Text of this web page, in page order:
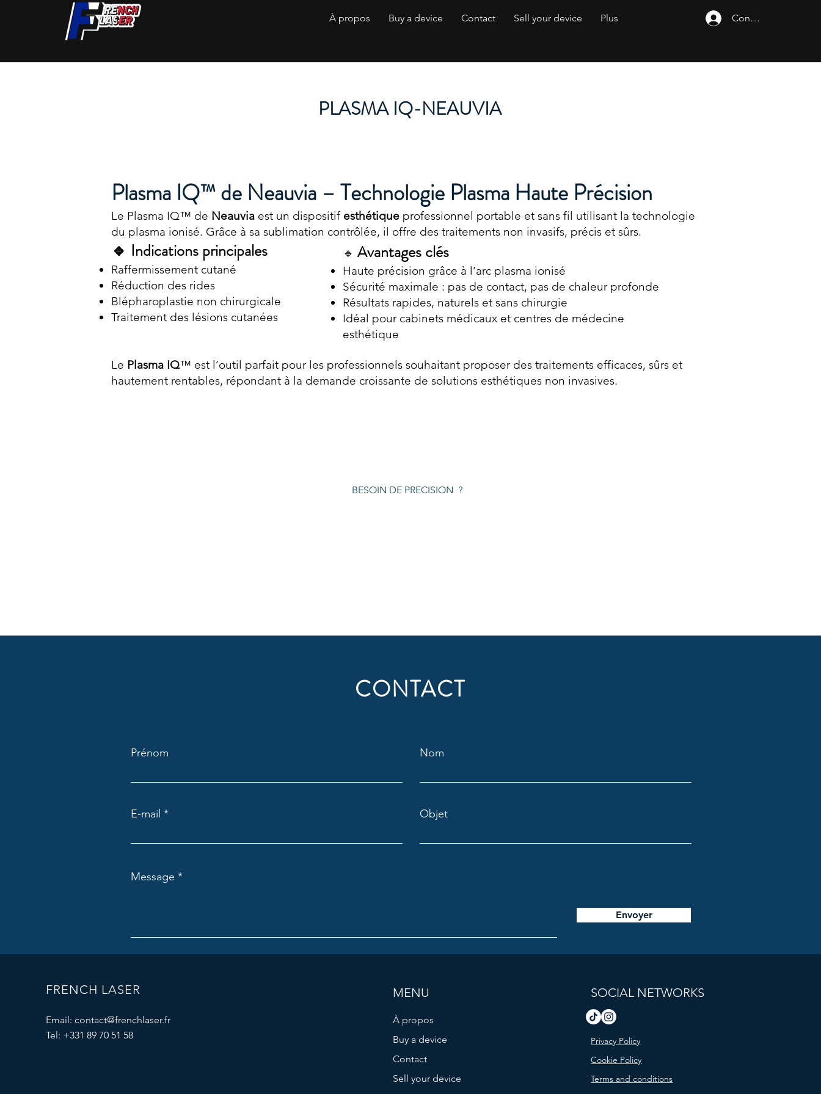
À propos Buy a device Contact Sell your device Plus Connexion
PLASMA IQ-NEAUVIA
Plasma IQ™ de Neauvia – Technologie Plasma Haute Précision
Le Plasma IQ™ de Neauvia est un dispositif esthétique professionnel portable et sans fil utilisant la technologie
du plasma ionisé. Grâce à sa sublimation contrôlée, il offre des traitements non invasifs, précis et sûrs.
🔹 Indications principales
Raffermissement cutané
Réduction des rides
Blépharoplastie non chirurgicale
Traitement des lésions cutanées
Le Plasma IQ™ est l’outil parfait pour les professionnels souhaitant proposer des traitements efficaces, sûrs et
hautement rentables, répondant à la demande croissante de solutions esthétiques non invasives.
🔹 Avantages clés
Haute précision grâce à l’arc plasma ionisé
Sécurité maximale : pas de contact, pas de chaleur profonde
Résultats rapides, naturels et sans chirurgie
Idéal pour cabinets médicaux et centres de médecine
esthétique
BESOIN DE PRECISION ?
CONTACT
Prénom Nom
E-mail Objet
Message
Envoyer
FRENCH LASER
Email: contact@frenchlaser.fr
Tel: +331 89 70 51 58
MENU
À propos
Buy a device
Contact
Sell your device
SOCIAL NETWORKS
Privacy Policy
Cookie Policy
Terms and conditions